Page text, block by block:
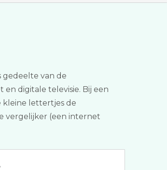
gedeelte van de
digitale televisie. Bij een
kleine lettertjes de
vergelijker (een internet